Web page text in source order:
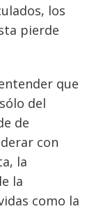
los
pierde
que
del
de
con
la
la
como la